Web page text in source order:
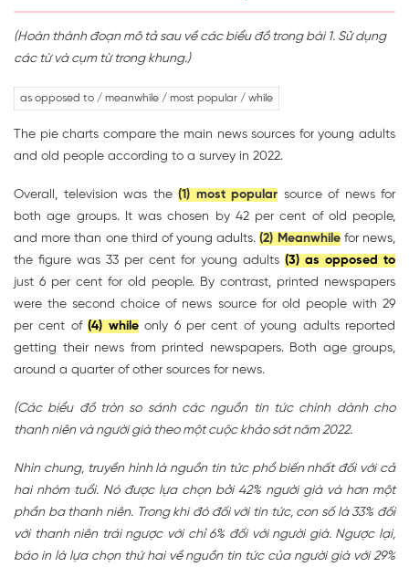
(Hoàn thành đoạn mô tả sau về các biểu đồ trong bài 1. Sử dụng
các từ và cụm từ trong khung.)
as opposed to / meanwhile / most popular / while
The pie charts compare the main news sources for young adults
and old people according to a survey in 2022.
Overall, television was the (1) most popular source of news for
both age groups. It was chosen by 42 per cent of old people,
and more than one third of young adults.(2) Meanwhilefor news,
the figure was 33 per cent for young adults (3) as opposed to
just 6 per cent for old people. By contrast, printed newspapers
were the second choice of news source for old people with 29
per cent of(4) whileonly 6 per cent of young adults reported
getting their news from printed newspapers. Both age groups,
around a quarter of other sources for news.
(Các biểu đồ tròn so sánh các nguồn tin tức chính dành cho
thanh niên và người già theo một cuộc khảo sát năm 2022.
Nhìn chung, truyền hình là nguồn tin tức phổ biến nhất đối với cả
hai nhóm tuổi. Nó được lựa chọn bởi 42% người già và hơn một
phần ba thanh niên. Trong khi đó đối với tin tức, con số là 33% đối
với thanh niên trái ngược với chỉ 6% đối với người già. Ngược lại,
báo in là lựa chọn thứ hai về nguồn tin tức của người già với 29%